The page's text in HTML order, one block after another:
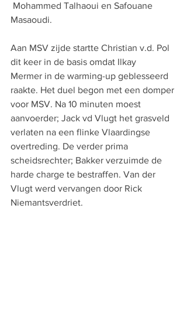
Mohammed Talhaoui en Safouane
Masaoudi.
Aan MSV zijde startte Christian v.d. Pol
dit keer in de basis omdat Ilkay
Mermer in de warming-up geblesseerd
raakte. Het duel begon met een domper
voor MSV. Na 10 minuten moest
aanvoerder; Jack vd Vlugt het grasveld
verlaten na een flinke Vlaardingse
overtreding. De verder prima
scheidsrechter; Bakker verzuimde de
harde charge te bestraffen. Van der
Vlugt werd vervangen door Rick
Niemantsverdriet.